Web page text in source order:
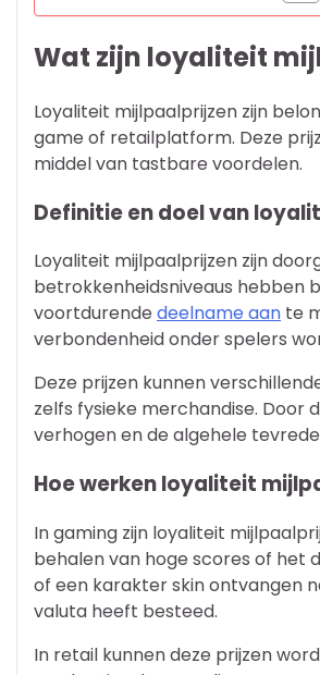
Wat zijn loyaliteit
Loyaliteit mijlpaalprijzen zijn
game of retailplatform. Deze
middel van tastbare voordelen.
Definitie en doel van
Loyaliteit mijlpaalprijzen zijn
betrokkenheidsniveaus hebben
voortdurende deelname aan te
verbondenheid onder spelers
Deze prijzen kunnen
zelfs fysieke merchandise. Door
verhogen en de algehele
Hoe werken loyaliteit
In gaming zijn loyaliteit
behalen van hoge scores of het
of een karakter skin ontvangen
valuta heeft besteed.
In retail kunnen deze prijzen